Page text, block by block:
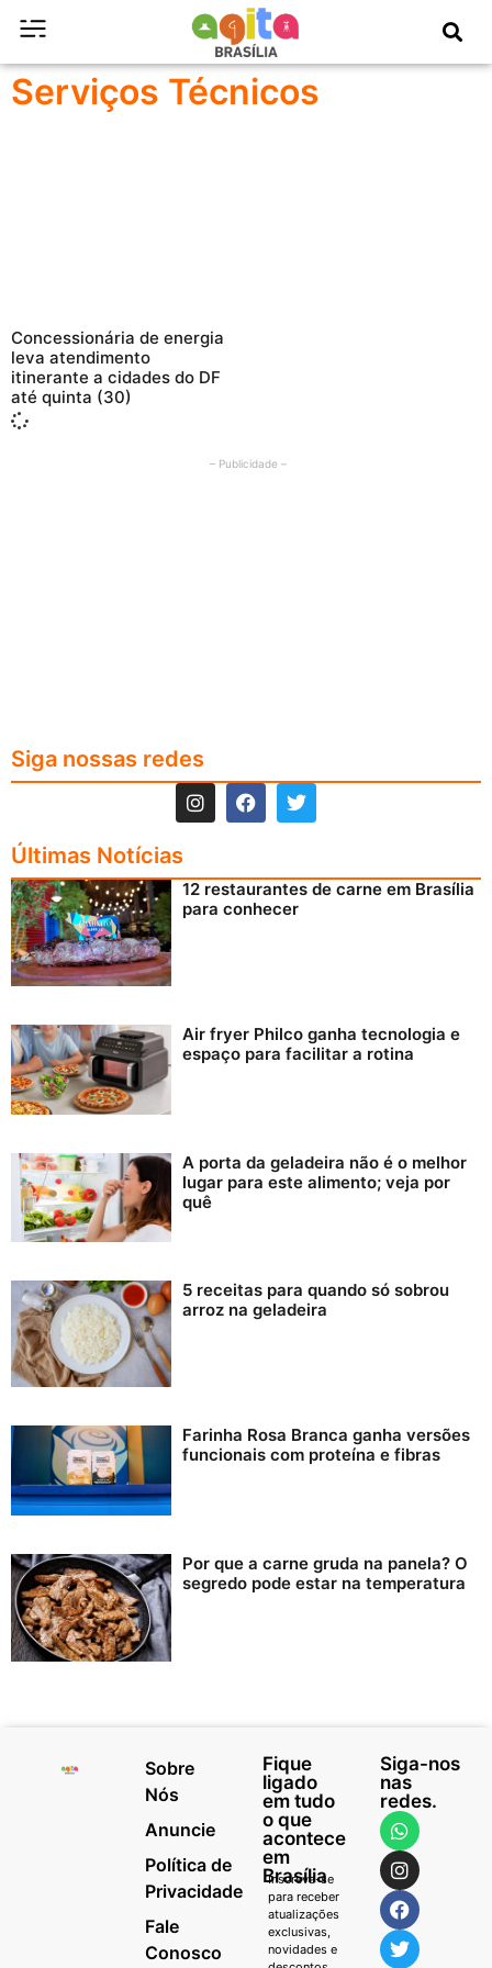
Serviços Técnicos
Concessionária de energia
leva atendimento
itinerante a cidades do DF
até quinta (30)
– Publicidade –
Siga nossas redes
Últimas Notícias
12 restaurantes de carne em Brasília
para conhecer
Air fryer Philco ganha tecnologia e
espaço para facilitar a rotina
A porta da geladeira não é o melhor
lugar para este alimento; veja por
quê
5 receitas para quando só sobrou
arroz na geladeira
Farinha Rosa Branca ganha versões
funcionais com proteína e fibras
Por que a carne gruda na panela? O
segredo pode estar na temperatura
Sobre
Nós
Anuncie
Política de
Privacidade
Fale
Conosco
Fique
ligado
em tudo
o que
acontece
em
Brasília
Inscreva-se
para receber
atualizações
exclusivas,
novidades e
Siga-nos
nas
redes.